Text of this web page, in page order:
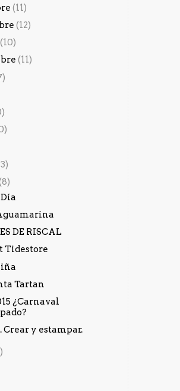
(11)
(12)
(10)
(11)
DE RISCAL
Tartan
¿Carnaval
Crear y estampar.